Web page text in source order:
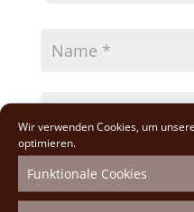
Wir verwenden Cookies, um
optimieren.
Funktionale Cookies